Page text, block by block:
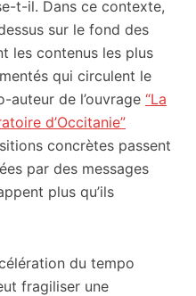
t-il. Dans ce contexte,
sur le fond des
les contenus les plus
qui circulent le
auteur de l’ouvrage “La
d’Occitanie”
concrètes passent
par des messages
plus qu’ils
du tempo
fragiliser une